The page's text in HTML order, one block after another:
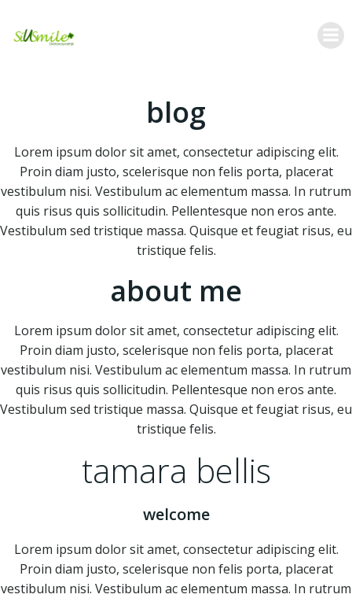
blog
Lorem ipsum dolor sit amet, consectetur adipiscing elit.
Proin diam justo, scelerisque non felis porta, placerat
vestibulum nisi. Vestibulum ac elementum massa. In rutrum
quis risus quis sollicitudin. Pellentesque non eros ante.
Vestibulum sed tristique massa. Quisque et feugiat risus, eu
tristique felis.
about me
Lorem ipsum dolor sit amet, consectetur adipiscing elit.
Proin diam justo, scelerisque non felis porta, placerat
vestibulum nisi. Vestibulum ac elementum massa. In rutrum
quis risus quis sollicitudin. Pellentesque non eros ante.
Vestibulum sed tristique massa. Quisque et feugiat risus, eu
tristique felis.
tamara bellis
welcome
Lorem ipsum dolor sit amet, consectetur adipiscing elit.
Proin diam justo, scelerisque non felis porta, placerat
vestibulum nisi. Vestibulum ac elementum massa. In rutrum